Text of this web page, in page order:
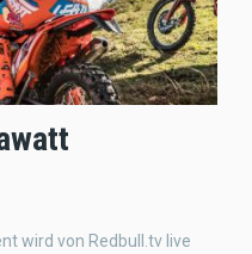
wird von Redbull.tv live